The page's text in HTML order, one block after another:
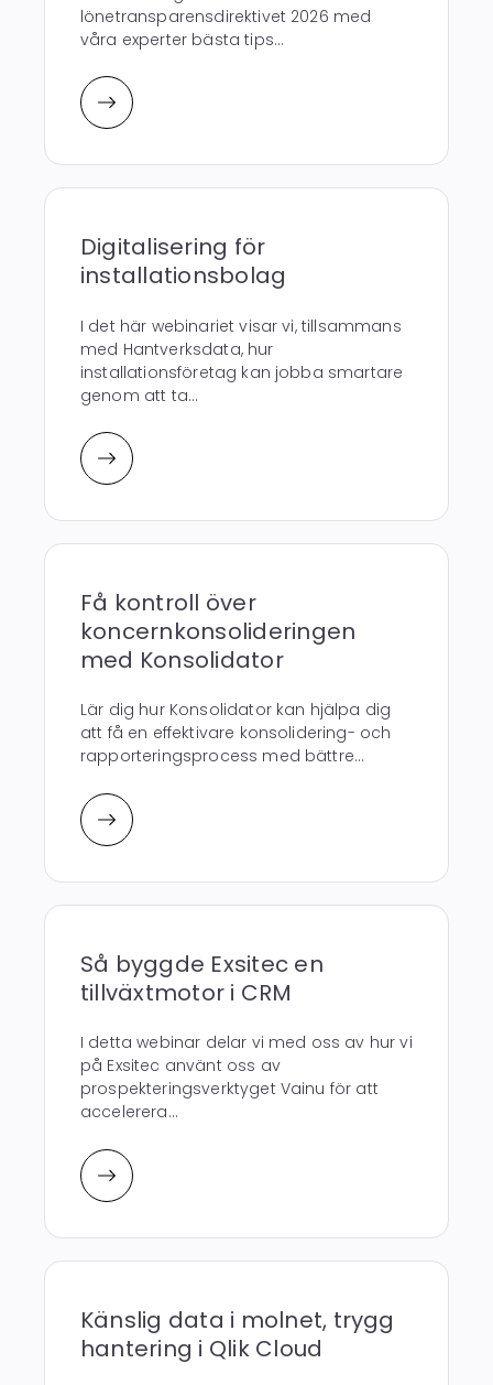
lönetransparensdirektivet 2026 med
våra experter bästa tips...
Digitalisering för
installationsbolag
I det här webinariet visar vi, tillsammans
med Hantverksdata, hur
installationsföretag kan jobba smartare
genom att ta...
Få kontroll över
koncernkonsolideringen
med Konsolidator
Lär dig hur Konsolidator kan hjälpa dig
att få en effektivare konsolidering- och
rapporteringsprocess med bättre...
Så byggde Exsitec en
tillväxtmotor i CRM
I detta webinar delar vi med oss av hur vi
på Exsitec använt oss av
prospekteringsverktyget Vainu för att
accelerera...
Känslig data i molnet, trygg
hantering i Qlik Cloud